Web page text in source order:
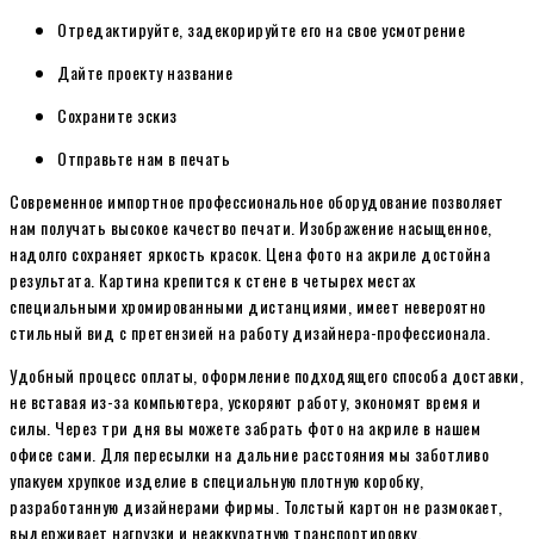
Отредактируйте, задекорируйте его на свое усмотрение
Дайте проекту название
Сохраните эскиз
Отправьте нам в печать
Современное импортное профессиональное оборудование позволяет
нам получать высокое качество печати. Изображение насыщенное,
надолго сохраняет яркость красок. Цена фото на акриле достойна
результата. Картина крепится к стене в четырех местах
специальными хромированными дистанциями, имеет невероятно
стильный вид с претензией на работу дизайнера-профессионала.
Удобный процесс оплаты, оформление подходящего способа доставки,
не вставая из-за компьютера, ускоряют работу, экономят время и
силы. Через три дня вы можете забрать фото на акриле в нашем
офисе сами. Для пересылки на дальние расстояния мы заботливо
упакуем хрупкое изделие в специальную плотную коробку,
разработанную дизайнерами фирмы. Толстый картон не размокает,
выдерживает нагрузки и неаккуратную транспортировку.